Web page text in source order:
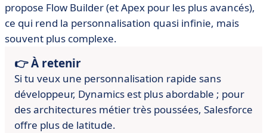
propose Flow Builder (et Apex pour les plus avancés),
ce qui rend la personnalisation quasi infinie, mais
souvent plus complexe.
👉 À retenir
Si tu veux une personnalisation rapide sans
développeur, Dynamics est plus abordable ; pour
des architectures métier très poussées, Salesforce
offre plus de latitude.